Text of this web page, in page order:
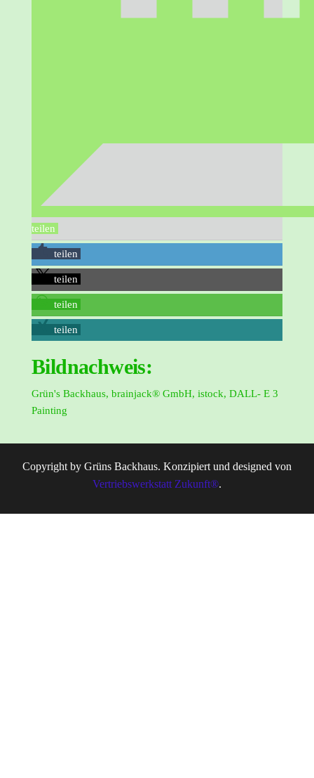
teilen
teilen
teilen
teilen
teilen
Bildnachweis:
Grün's Backhaus, brainjack® GmbH, istock, DALL- E 3
Painting
Copyright by Grüns Backhaus. Konzipiert und designed von
Vertriebswerkstatt Zukunft®.